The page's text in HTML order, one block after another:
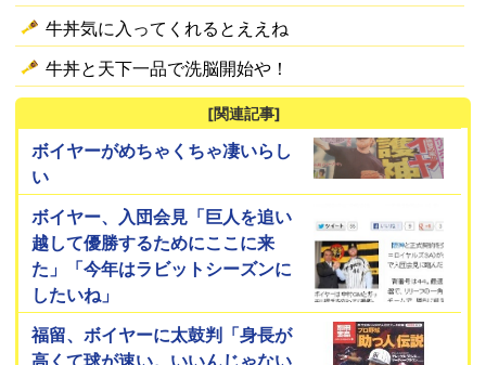
牛丼気に入ってくれるとええね
牛丼と天下一品で洗脳開始や！
[関連記事]
ボイヤーがめちゃくちゃ凄いらし
い
ボイヤー、入団会見「巨人を追い
越して優勝するためにここに来
た」「今年はラビットシーズンに
したいね」
福留、ボイヤーに太鼓判「身長が
高くて球が速い。いいんじゃない